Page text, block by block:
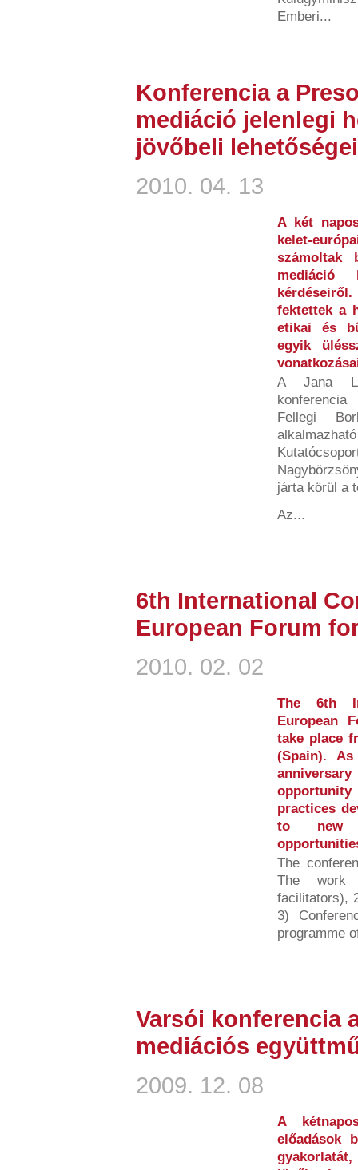
Emberi...
Konferencia a
mediáció jelenlegi
jövőbeli
2010. 04. 13
A két
kelet-
számoltak
mediáció
fektettek a
etikai és
egyik
A Jana
Fellegi
járta körül a
Az...
6th International
European Forum
2010. 02. 02
The 6th
European
take place
(Spain).
practices
to new
The
The work
facilitators),
3)
programme
Varsói konferencia
mediációs
2009. 12. 08
A
előadások